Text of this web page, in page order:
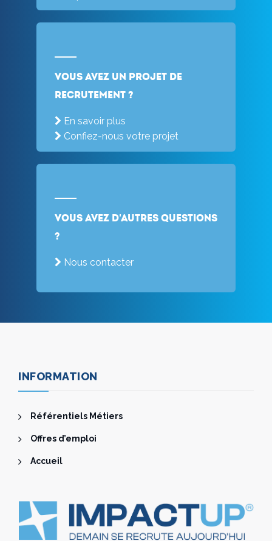
Vous avez un projet de
recrutement ?
En savoir plus
Confiez-nous votre projet
Vous avez d'autres questions
?
Nous contacter
INFORMATION
Référentiels Métiers
Offres d’emploi
Accueil